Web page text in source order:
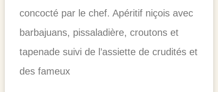
concocté par le chef. Apéritif niçois avec
barbajuans, pissaladière, croutons et
tapenade suivi de l’assiette de crudités et
des fameux